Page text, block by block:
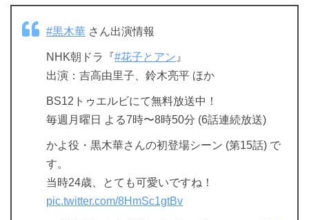
#黒木華 さん出演情報
NHK朝ドラ『 #花子とアン』
出演：吉高由里子、鈴木亮平 ほか
BS12トゥエルビにて無料放送中！
毎週月曜日 よる7時〜8時50分 (6話連続放送)
かよ役・黒木華さんの初登場シーン (第15話) で
す。
当時24歳、とても可愛いですね！
pic.twitter.com/8HmSc1gtBv